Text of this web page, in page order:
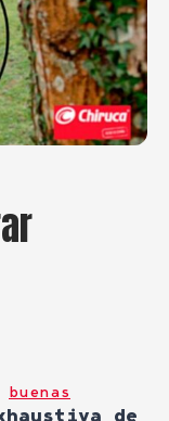
buenas
de